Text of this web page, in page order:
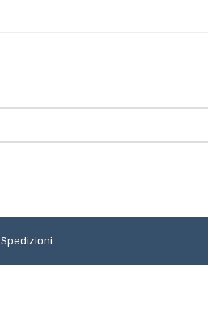
Spedizioni